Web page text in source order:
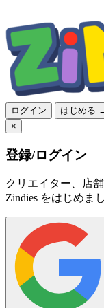
ログイン
はじめる
×
登録/ログイン
クリエイター、店
Zindies をはじめま